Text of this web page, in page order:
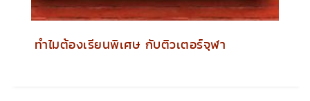
ทำไมต้องเรียนพิเศษ กับติวเตอร์จุฬา